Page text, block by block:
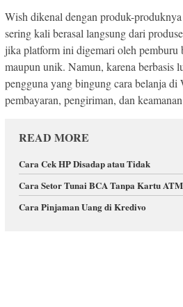
Wish dikenal dengan produk-
sering kali berasal langsung dari
jika platform ini digemari oleh pemburu
maupun unik. Namun, karena berbasis
pengguna yang bingung cara belanja di
pembayaran, pengiriman, dan
READ MORE
Cara Cek HP Disadap atau Tidak
Cara Setor Tunai BCA Tanpa Kartu ATM
Cara Pinjaman Uang di Kredivo